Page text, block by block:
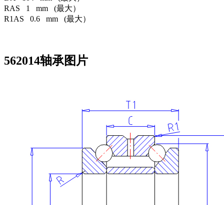
RAS 1 mm (最大）
R1AS 0.6 mm (最大）
562014轴承图片